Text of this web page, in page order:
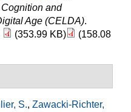
and
Age (CELDA).
(353.99 KB)
(158.08
S., Zawacki-Richter,